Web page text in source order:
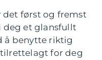
det først og fremst
deg et glansfullt
å benytte riktig
for deg